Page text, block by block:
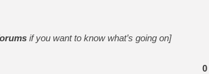
[GK] Endless Legend 2 :
[LS] [PS5] Le WebKit
if you want to know what’s going on]
0